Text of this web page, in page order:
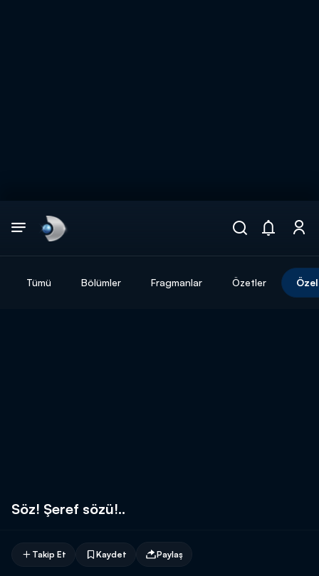
Tümü Bölümler Fragmanlar Özetler
Söz! Şeref sözü!..
Takip Et Kaydet Paylaş